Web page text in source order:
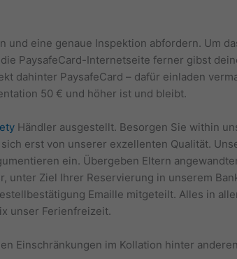
eine genaue Inspektion abfordern. Um
PaysafeCard-Internetseite ferner gibst
dahinter PaysafeCard – dafür einladen
50 € und höher ist und bleibt.
Händler ausgestellt. Besorgen Sie within
erst von unserer exzellenten Qualität.
ein. Übergeben Eltern
Ziel Ihrer Reservierung in unserem
Emaille mitgeteilt. Alles in
unser Ferienfreizeit.
Einschränkungen im Kollation hinter